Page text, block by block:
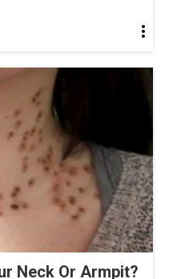
Neck Or Armpit?